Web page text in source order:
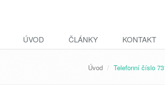
ÚVOD ČLÁNKY KONTAKT
Úvod Telefonní číslo